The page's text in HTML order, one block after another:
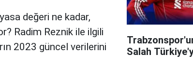
değeri ne kadar,
Radim Reznik ile ilgili
2023 güncel verilerini
Salah